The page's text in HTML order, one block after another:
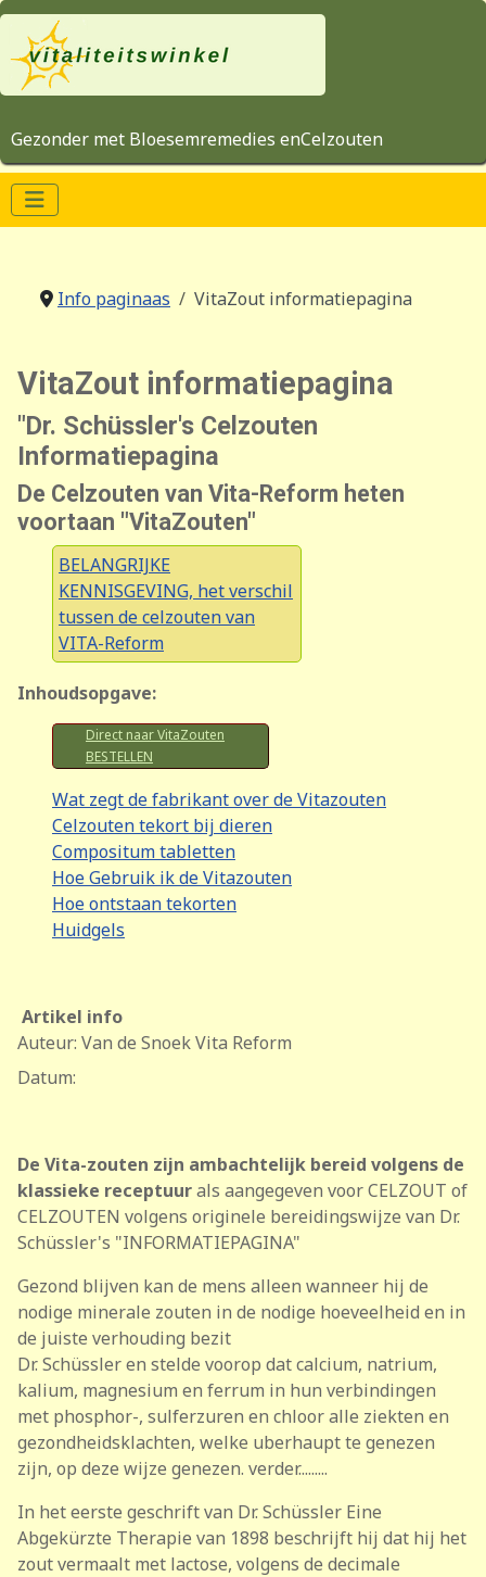
Gezonder met Bloesemremedies enCelzouten
Info paginaas VitaZout informatiepagina
VitaZout informatiepagina
"Dr. Schüssler's Celzouten
Informatiepagina
De Celzouten van Vita-Reform heten
voortaan "VitaZouten"
BELANGRIJKE
KENNISGEVING, het verschil
tussen de celzouten van
VITA-Reform
Inhoudsopgave:
Direct naar VitaZouten
BESTELLEN
Wat zegt de fabrikant over de Vitazouten
Celzouten tekort bij dieren
Compositum tabletten
Hoe Gebruik ik de Vitazouten
Hoe ontstaan tekorten
Huidgels
Artikel info
Auteur: Van de Snoek Vita Reform
Datum:
De Vita-zouten zijn ambachtelijk bereid volgens de
klassieke receptuurals aangegeven voor CELZOUT of
CELZOUTEN volgens originele bereidingswijze van Dr.
Schüssler's "INFORMATIEPAGINA"
Gezond blijven kan de mens alleen wanneer hij de
nodige minerale zouten in de nodige hoeveelheid en in
de juiste verhouding bezit
Dr. Schüssler en stelde voorop dat calcium, natrium,
kalium, magnesium en ferrum in hun verbindingen
met phosphor-, sulferzuren en chloor alle ziekten en
gezondheidsklachten, welke uberhaupt te genezen
zijn, op deze wijze genezen. verder.........
In het eerste geschrift van Dr. Schüssler Eine
Abgekürzte Therapie van 1898 beschrijft hij dat hij het
zout vermaalt met lactose, volgens de decimale